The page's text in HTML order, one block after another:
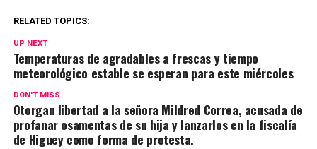
RELATED TOPICS:
UP NEXT
Temperaturas de agradables a frescas y tiempo
meteorológico estable se esperan para este miércoles
DON'T MISS
Otorgan libertad a la señora Mildred Correa, acusada de
profanar osamentas de su hija y lanzarlos en la fiscalía
de Higuey como forma de protesta.